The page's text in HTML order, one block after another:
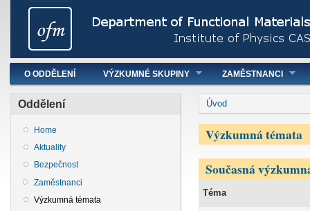
Hlavní menu
O ODDĚLENÍ VÝZKUMNÉ SKUPINY ZAMĚSTNANCI
Oddělení
Home
Aktuality
Bezpečnost
Zaměstnanci
Výzkumná témata
You are here
Úvod
Výzkumná témata
Současná
Téma